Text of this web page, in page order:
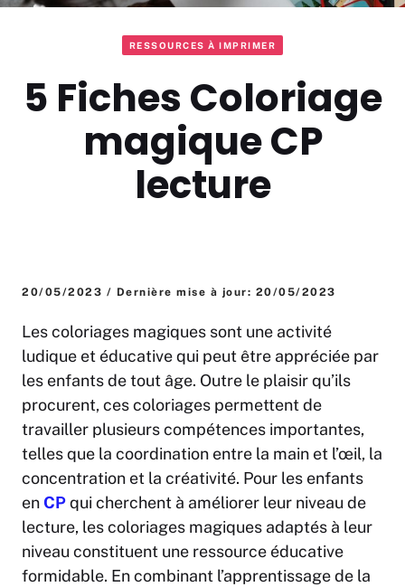
RESSOURCES À IMPRIMER
5 Fiches Coloriage
magique CP
lecture
20/05/2023 / Dernière mise à jour: 20/05/2023
Les coloriages magiques sont une activité
ludique et éducative qui peut être appréciée par
les enfants de tout âge. Outre le plaisir qu’ils
procurent, ces coloriages permettent de
travailler plusieurs compétences importantes,
telles que la coordination entre la main et l’œil, la
concentration et la créativité. Pour les enfants
enCPqui cherchent à améliorer leur niveau de
lecture, les coloriages magiques adaptés à leur
niveau constituent une ressource éducative
formidable. En combinant l’apprentissage de la